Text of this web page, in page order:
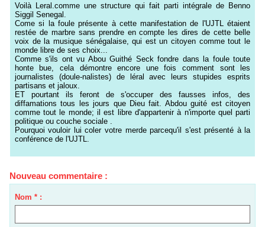
Voilà Leral.comme une structure qui fait parti intégrale de Benno
Siggil Senegal.
Come si la foule présente à cette manifestation de l'UJTL étaient
restée de marbre sans prendre en compte les dires de cette belle
voix de la musique sénégalaise, qui est un citoyen comme tout le
monde libre de ses choix...
Comme s'ils ont vu Abou Guithé Seck fondre dans la foule toute
honte bue, cela démontre encore une fois comment sont les
journalistes (doule-nalistes) de léral avec leurs stupides esprits
partisans et jaloux.
ET pourtant ils feront de s'occuper des fausses infos, des
diffamations tous les jours que Dieu fait. Abdou guité est citoyen
comme tout le monde; il est libre d'appartenir à n'importe quel parti
politique ou couche sociale .
Pourquoi vouloir lui coler votre merde parcequ'il s'est présenté à la
conférence de l'UJTL.
Nouveau commentaire :
Nom * :